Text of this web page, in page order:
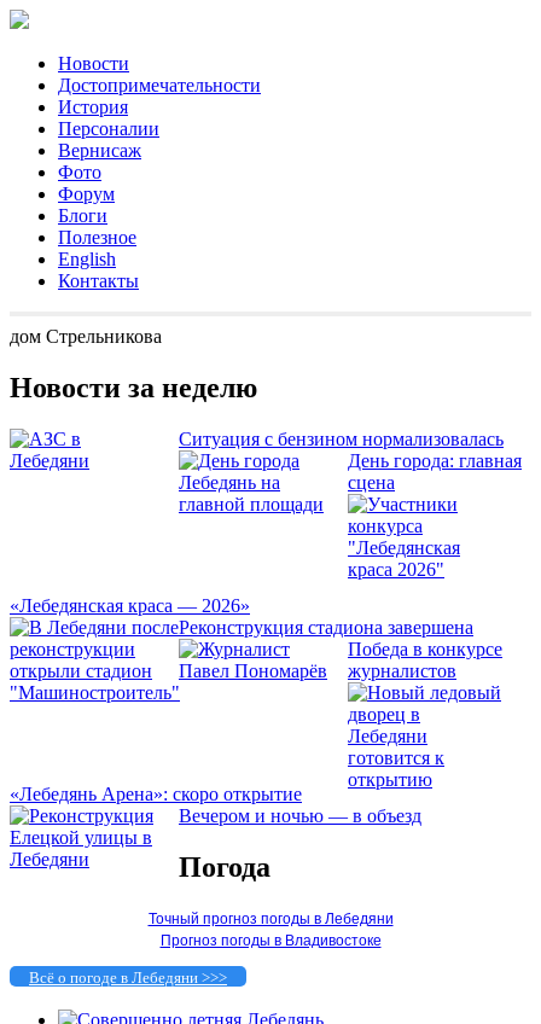
Новости
Достопримечательности
История
Персоналии
Вернисаж
Фото
Форум
Блоги
Полезное
English
Контакты
дом Стрельникова
Новости за неделю
Ситуация с бензином нормализовалась
День города: главная
сцена
«Лебедянская краса — 2026»
Реконструкция стадиона завершена
Победа в конкурсе
журналистов
«Лебедянь Арена»: скоро открытие
Вечером и ночью — в объезд
Погода
Точный прогноз погоды в Лебедяни
Прогноз погоды в Владивостоке
Всё о погоде в Лебедяни >>>